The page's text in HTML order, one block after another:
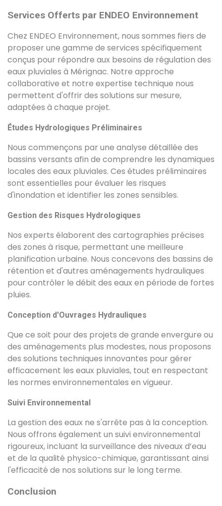
Services Offerts par ENDEO Environnement
Chez ENDEO Environnement, nous sommes fiers de
proposer une gamme de services spécifiquement
conçus pour répondre aux besoins de régulation des
eaux pluviales à Mérignac. Notre approche
collaborative et notre expertise technique nous
permettent d'offrir des solutions sur mesure,
adaptées à chaque projet.
Études Hydrologiques Préliminaires
Nous commençons par une analyse détaillée des
bassins versants afin de comprendre les dynamiques
locales des eaux pluviales. Ces études préliminaires
sont essentielles pour évaluer les risques
d'inondation et identifier les zones sensibles.
Gestion des Risques Hydrologiques
Nos experts élaborent des cartographies précises
des zones à risque, permettant une meilleure
planification urbaine. Nous concevons des bassins de
rétention et d'autres aménagements hydrauliques
pour contrôler le débit des eaux en période de fortes
pluies.
Conception d'Ouvrages Hydrauliques
Que ce soit pour des projets de grande envergure ou
des aménagements plus modestes, nous proposons
des solutions techniques innovantes pour gérer
efficacement les eaux pluviales, tout en respectant
les normes environnementales en vigueur.
Suivi Environnemental
La gestion des eaux ne s'arrête pas à la conception.
Nous offrons également un suivi environnemental
rigoureux, incluant la surveillance des niveaux d’eau
et de la qualité physico-chimique, garantissant ainsi
l'efficacité de nos solutions sur le long terme.
Conclusion